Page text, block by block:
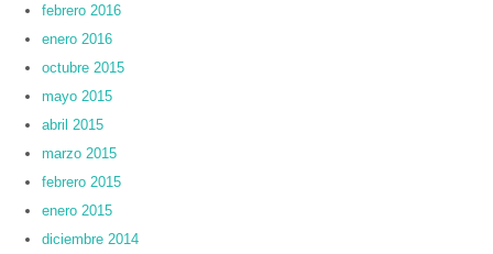
febrero 2016
enero 2016
octubre 2015
mayo 2015
abril 2015
marzo 2015
febrero 2015
enero 2015
diciembre 2014